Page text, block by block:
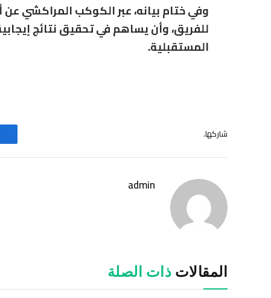
وفي ختام بيانه، عبر الكوكب المراكشي
للفريق، وأن يساهم في تحقيق نتائج
المستقبلية.
شاركها.
admin
المقالات ذات الصلة